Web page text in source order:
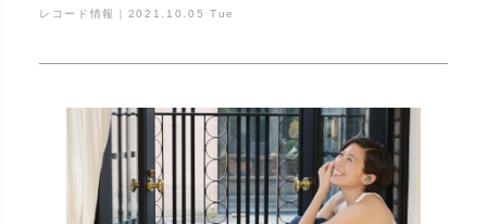
レコード情報｜ 2021.10.05 Tue